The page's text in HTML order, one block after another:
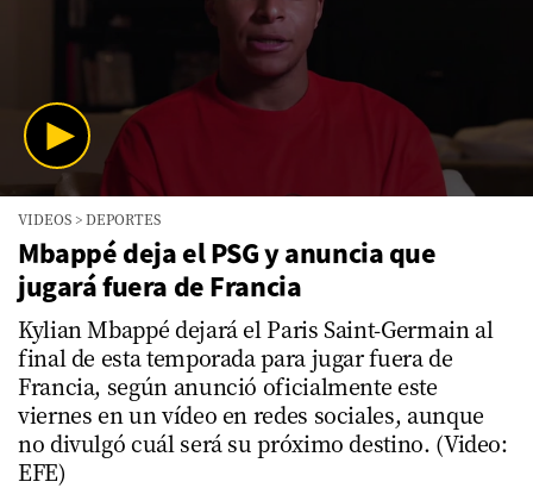
seconds
minute,
17
seconds
VIDEOS >DEPORTES
Mbappé deja el PSG y anuncia que
jugará fuera de Francia
Kylian Mbappé dejará el Paris Saint-Germain al
final de esta temporada para jugar fuera de
Francia, según anunció oficialmente este
viernes en un vídeo en redes sociales, aunque
no divulgó cuál será su próximo destino. (Video:
EFE)